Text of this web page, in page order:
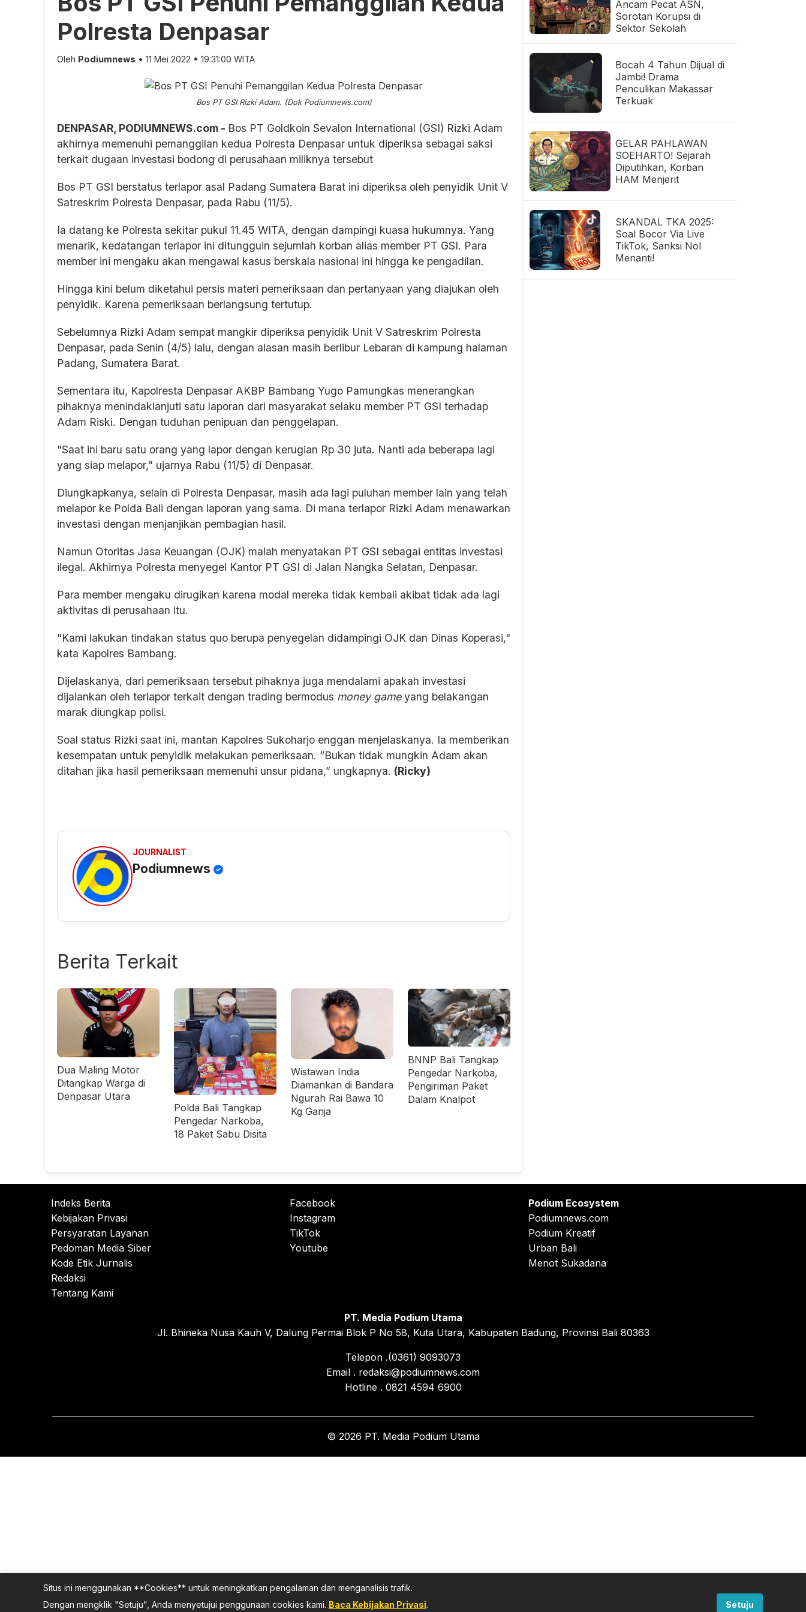
Polresta Denpasar
Oleh Podiumnews • 11 Mei 2022 • 19:31:00 WITA
Bos PT GSI Rizki Adam. (Dok Podiumnews.com)
DENPASAR, PODIUMNEWS.com - Bos PT Goldkoin Sevalon International (GSI) Rizki Adam
akhirnya memenuhi pemanggilan kedua Polresta Denpasar untuk diperiksa sebagai saksi
terkait dugaan investasi bodong di perusahaan miliknya tersebut
Bos PT GSI berstatus terlapor asal Padang Sumatera Barat ini diperiksa oleh penyidik Unit V
Satreskrim Polresta Denpasar, pada Rabu (11/5).
Ia datang ke Polresta sekitar pukul 11.45 WITA, dengan dampingi kuasa hukumnya. Yang
menarik, kedatangan terlapor ini ditungguin sejumlah korban alias member PT GSI. Para
member ini mengaku akan mengawal kasus berskala nasional ini hingga ke pengadilan.
Hingga kini belum diketahui persis materi pemeriksaan dan pertanyaan yang diajukan oleh
penyidik. Karena pemeriksaan berlangsung tertutup.
Sebelumnya Rizki Adam sempat mangkir diperiksa penyidik Unit V Satreskrim Polresta
Denpasar, pada Senin (4/5) lalu, dengan alasan masih berlibur Lebaran di kampung halaman
Padang, Sumatera Barat.
Sementara itu, Kapolresta Denpasar AKBP Bambang Yugo Pamungkas menerangkan
pihaknya menindaklanjuti satu laporan dari masyarakat selaku member PT GSI terhadap
Adam Riski. Dengan tuduhan penipuan dan penggelapan.
"Saat ini baru satu orang yang lapor dengan kerugian Rp 30 juta. Nanti ada beberapa lagi
yang siap melapor," ujarnya Rabu (11/5) di Denpasar.
Diungkapkanya, selain di Polresta Denpasar, masih ada lagi puluhan member lain yang telah
melapor ke Polda Bali dengan laporan yang sama. Di mana terlapor Rizki Adam menawarkan
investasi dengan menjanjikan pembagian hasil.
Namun Otoritas Jasa Keuangan (OJK) malah menyatakan PT GSI sebagai entitas investasi
ilegal. Akhirnya Polresta menyegel Kantor PT GSI di Jalan Nangka Selatan, Denpasar.
Para member mengaku dirugikan karena modal mereka tidak kembali akibat tidak ada lagi
aktivitas di perusahaan itu.
"Kami lakukan tindakan status quo berupa penyegelan didampingi OJK dan Dinas Koperasi,"
kata Kapolres Bambang.
Dijelaskanya, dari pemeriksaan tersebut pihaknya juga mendalami apakah investasi
dijalankan oleh terlapor terkait dengan trading bermodus money gameyang belakangan
marak diungkap polisi.
Soal status Rizki saat ini, mantan Kapolres Sukoharjo enggan menjelaskanya. Ia memberikan
kesempatan untuk penyidik melakukan pemeriksaan. “Bukan tidak mungkin Adam akan
ditahan jika hasil pemeriksaan memenuhi unsur pidana,” ungkapnya. (Ricky)
JOURNALIST
Podiumnews
Berita Terkait
Dua Maling Motor
Ditangkap Warga di
Denpasar Utara
Polda Bali Tangkap
Pengedar Narkoba,
18 Paket Sabu Disita
Wistawan India
Diamankan di Bandara
Ngurah Rai Bawa 10
Kg Ganja
BNNP Bali Tangkap
Pengedar Narkoba,
Pengiriman Paket
Dalam Knalpot
Ancam Pecat ASN,
Sorotan Korupsi di
Sektor Sekolah
Bocah 4 Tahun Dijual di
Jambi! Drama
Penculikan Makassar
Terkuak
GELAR PAHLAWAN
SOEHARTO! Sejarah
Diputihkan, Korban
HAM Menjerit
SKANDAL TKA 2025:
Soal Bocor Via Live
TikTok, Sanksi Nol
Menanti!
Indeks Berita
Kebijakan Privasi
Persyaratan Layanan
Pedoman Media Siber
Kode Etik Jurnalis
Redaksi
Tentang Kami
Facebook
Instagram
TikTok
Youtube
Podium Ecosystem
Podiumnews.com
Podium Kreatif
Urban Bali
Menot Sukadana
PT. Media Podium Utama
Jl. Bhineka Nusa Kauh V, Dalung Permai Blok P No 58, Kuta Utara, Kabupaten Badung, Provinsi Bali 80363
Telepon .(0361) 9093073
Email . redaksi@podiumnews.com
Hotline . 0821 4594 6900
© 2026 PT. Media Podium Utama
Situs ini menggunakan **Cookies** untuk meningkatkan pengalaman dan menganalisis trafik.
Dengan mengklik "Setuju", Anda menyetujui penggunaan cookies kami. Baca Kebijakan Privasi. Setuju